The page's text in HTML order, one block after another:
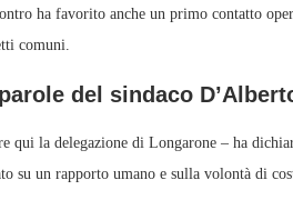
ha favorito anche un primo contatto
comuni.
del sindaco
qui la delegazione di Longarone – ha
su un rapporto umano e sulla volontà di